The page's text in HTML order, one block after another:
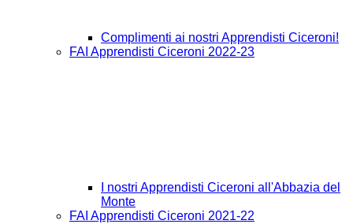
Complimenti ai nostri Apprendisti Ciceroni!
FAI Apprendisti Ciceroni 2022-23
I nostri Apprendisti Ciceroni all'Abbazia del
Monte
FAI Apprendisti Ciceroni 2021-22